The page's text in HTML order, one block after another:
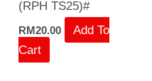
(RPH TS25)#
RM20.00
Add To
Cart